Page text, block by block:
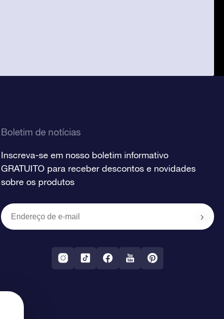
Boletim de notícias
Inscreva-se em nosso boletim informativo
GRATUITO para receber descontos e novidades
sobre os produtos